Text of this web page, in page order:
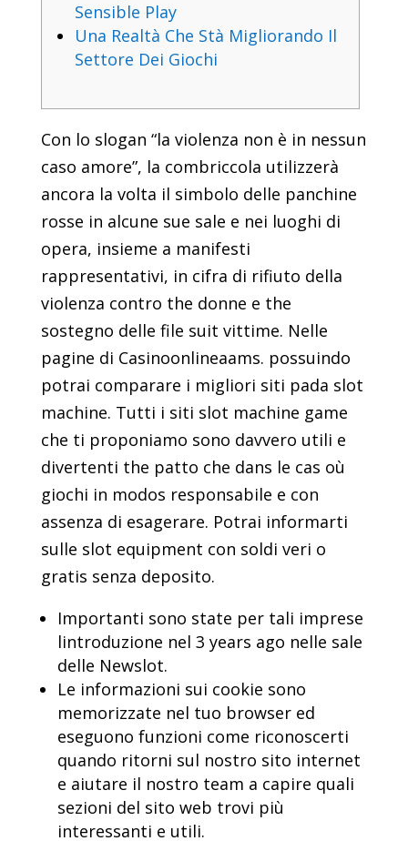
Sensible Play
Una Realtà Che Stà Migliorando Il
Settore Dei Giochi
Con lo slogan “la violenza non è in nessun
caso amore”, la combriccola utilizzerà
ancora la volta il simbolo delle panchine
rosse in alcune sue sale e nei luoghi di
opera, insieme a manifesti
rappresentativi, in cifra di rifiuto della
violenza contro the donne e the
sostegno delle file suit vittime. Nelle
pagine di Casinoonlineaams. possuindo
potrai comparare i migliori siti pada slot
machine. Tutti i siti slot machine game
che ti proponiamo sono davvero utili e
divertenti the patto che dans le cas où
giochi in modos responsabile e con
assenza di esagerare. Potrai informarti
sulle slot equipment con soldi veri o
gratis senza deposito.
Importanti sono state per tali imprese
lintroduzione nel 3 years ago nelle sale
delle Newslot.
Le informazioni sui cookie sono
memorizzate nel tuo browser ed
eseguono funzioni come riconoscerti
quando ritorni sul nostro sito internet
e aiutare il nostro team a capire quali
sezioni del sito web trovi più
interessanti e utili.